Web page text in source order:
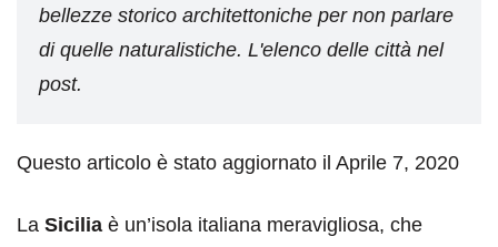
bellezze storico architettoniche per non parlare
di quelle naturalistiche. L'elenco delle città nel
post.
Questo articolo è stato aggiornato il Aprile 7, 2020
La Sicilia è un’isola italiana meravigliosa, che